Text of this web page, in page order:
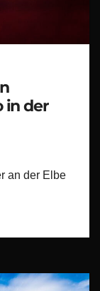
in der
an der Elbe